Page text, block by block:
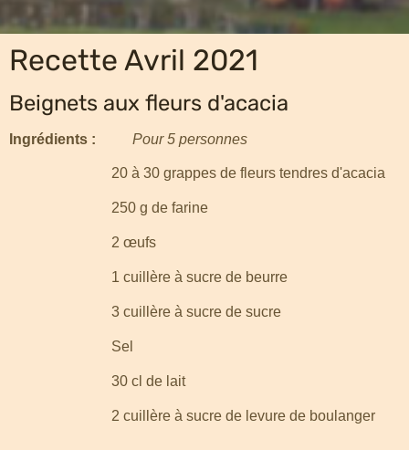
Recette Avril 2021
Beignets aux fleurs d'acacia
Ingrédients : Pour 5 personnes
20 à 30 grappes de fleurs tendres d'acacia
250 g de farine
2 œufs
1 cuillère à sucre de beurre
3 cuillère à sucre de sucre
Sel
30 cl de lait
2 cuillère à sucre de levure de boulanger